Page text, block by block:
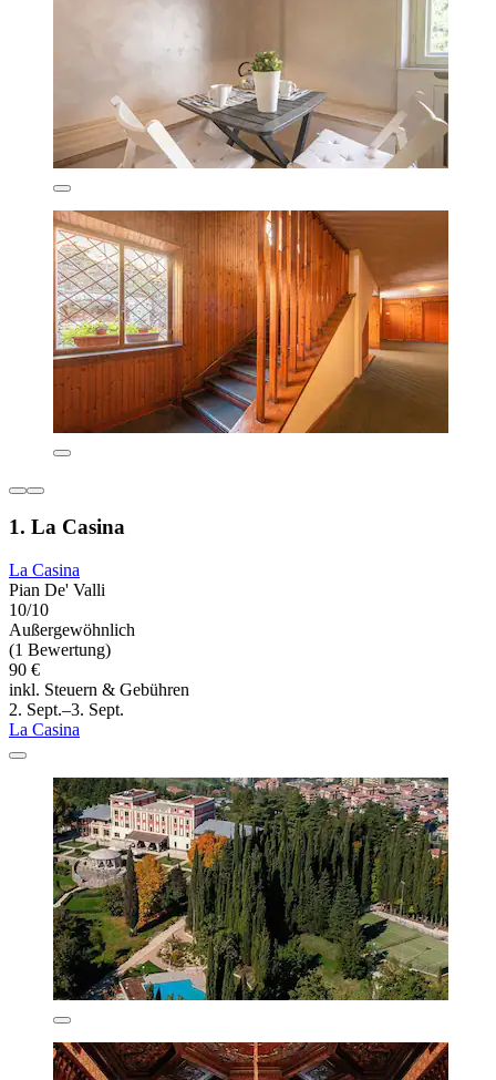
1. La Casina
La Casina
Pian De' Valli
10/10
Außergewöhnlich
(1 Bewertung)
90 €
inkl. Steuern & Gebühren
2. Sept.–3. Sept.
La Casina